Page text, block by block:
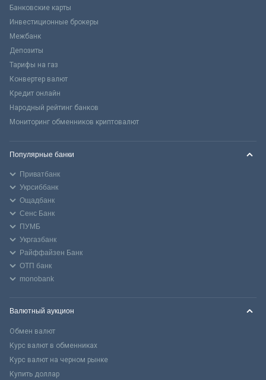
Банковские карты
Инвестиционные брокеры
Межбанк
Депозиты
Тарифы на газ
Конвертер валют
Кредит онлайн
Народный рейтинг банков
Мониторинг обменников криптовалют
Популярные банки
Приватбанк
Укрсиббанк
Ощадбанк
Сенс Банк
ПУМБ
Укргазбанк
Райффайзен Банк
ОТП банк
monobank
Валютный аукцион
Обмен валют
Курс валют в обменниках
Курс валют на черном рынке
Купить доллар